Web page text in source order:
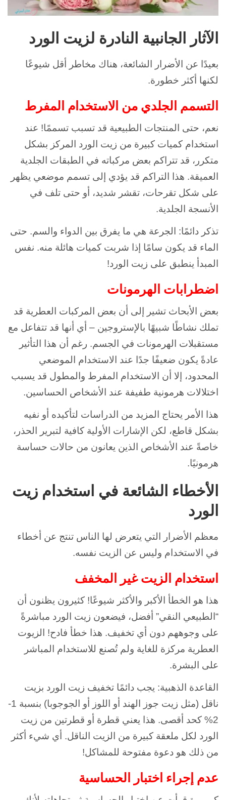
الآثار الجانبية النادرة لزيت الورد
بعيدًا عن الأضرار الشائعة، هناك مخاطر أقل شيوعًا
لكنها أكثر خطورة.
التسمم الجلدي من الاستخدام المفرط
نعم، حتى المنتجات الطبيعية قد تسبب تسممًا! عند
استخدام كميات كبيرة من زيت الورد المركز بشكل
متكرر، قد تتراكم بعض مركباته في الطبقات الجلدية
العميقة. هذا التراكم قد يؤدي إلى تسمم موضعي يظهر
على شكل تقرحات، تقشر شديد، أو حتى تلف في
الأنسجة الجلدية.
تذكر دائمًا: الجرعة هي ما يفرق بين الدواء والسم. حتى
الماء قد يكون سامًا إذا شربت كميات هائلة منه. نفس
المبدأ ينطبق على زيت الورد!
اضطرابات الهرمونات
بعض الأبحاث تشير إلى أن بعض المركبات العطرية قد
تملك نشاطًا شبيهًا بالإستروجين – أي أنها قد تتفاعل مع
مستقبلات الهرمونات في الجسم. رغم أن هذا التأثير
عادةً يكون ضعيفًا جدًا عند الاستخدام الموضعي
المحدود، إلا أن الاستخدام المفرط والمطول قد يسبب
اختلالات هرمونية طفيفة عند الأشخاص الحساسين.
هذا الأمر يحتاج المزيد من الدراسات لتأكيده أو نفيه
بشكل قاطع، لكن الإشارات الأولية كافية لتبرير الحذر،
خاصةً عند الأشخاص الذين يعانون من حالات حساسة
هرمونيًا.
الأخطاء الشائعة في استخدام زيت
الورد
معظم الأضرار التي يتعرض لها الناس تنتج عن أخطاء
في الاستخدام وليس عن الزيت نفسه.
استخدام الزيت غير المخفف
هذا هو الخطأ الأكبر والأكثر شيوعًا! كثيرون يظنون أن
“الطبيعي النقي” أفضل، فيضعون زيت الورد مباشرةً
على وجوههم دون أي تخفيف. هذا خطأ فادح! الزيوت
العطرية مركزة للغاية ولم تُصنع للاستخدام المباشر
على البشرة.
القاعدة الذهبية: يجب دائمًا تخفيف زيت الورد بزيت
ناقل (مثل زيت جوز الهند أو اللوز أو الجوجوبا) بنسبة 1-
2% كحد أقصى. هذا يعني قطرة أو قطرتين من زيت
الورد لكل ملعقة كبيرة من الزيت الناقل. أي شيء أكثر
من ذلك هو دعوة مفتوحة للمشاكل!
عدم إجراء اختبار الحساسية